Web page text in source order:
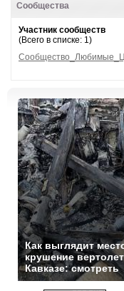
Сообщества
Участник сообществ
(Всего в списке: 1)
Как выглядит
крушение
Кавказе: смотреть